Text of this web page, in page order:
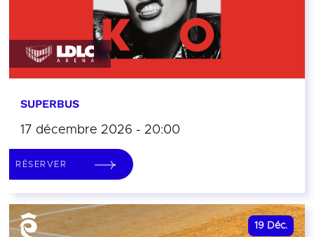
SUPERBUS
17 décembre 2026 - 20:00
RÉSERVER
19 Déc.